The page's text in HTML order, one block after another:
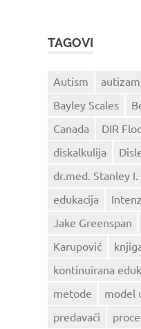
TAGOVI
Autism autizam
Bayley Scales
Canada
DIR
diskalkulija
dr.med. Stanley
edukacija
Jake Greenspan
Karupović
kontinuirana
metode
model
predavači